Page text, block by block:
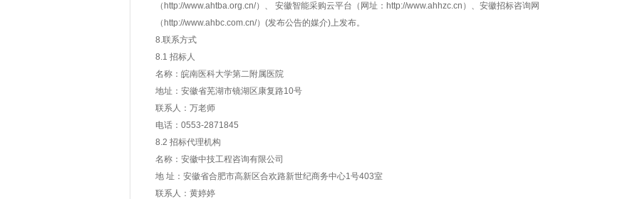
（http://www.ahtba.org.cn/）、 安徽智能采购云平台（网址：http://www.ahhzc.cn）、安徽招标咨询网
（http://www.ahbc.com.cn/）(发布公告的媒介)上发布。
8.联系方式
8.1 招标人
名称：皖南医科大学第二附属医院
地址：安徽省芜湖市镜湖区康复路10号
联系人：万老师
电话：0553-2871845
8.2 招标代理机构
名称：安徽中技工程咨询有限公司
地 址：安徽省合肥市高新区合欢路新世纪商务中心1号403室
联系人：黄婷婷